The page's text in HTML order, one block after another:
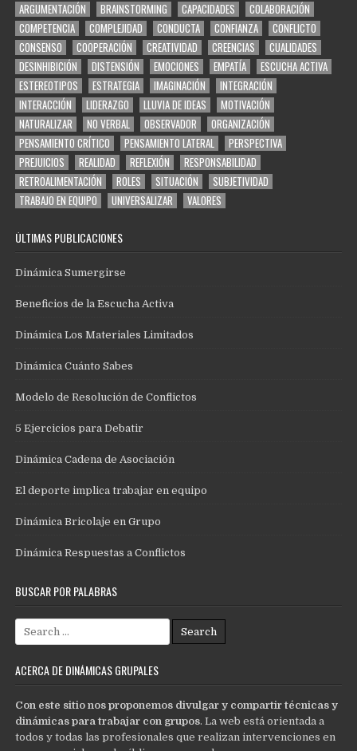
ARGUMENTACIÓN BRAINSTORMING CAPACIDADES
COLABORACIÓN
COMPETENCIA
COMPLEJIDAD CONDUCTA CONFIANZA
CONFLICTO
CONSENSO
COOPERACIÓN CREATIVIDAD CREENCIAS
CUALIDADES
DESINHIBICIÓN
DISTENSIÓN EMOCIONES EMPATÍA
ESCUCHA ACTIVA
ESTEREOTIPOS
ESTRATEGIA IMAGINACIÓN
INTEGRACIÓN
INTERACCIÓN
LIDERAZGO LLUVIA DE IDEAS
MOTIVACIÓN
NATURALIZAR
NO VERBAL OBSERVADOR
ORGANIZACIÓN
PENSAMIENTO CRÍTICO
PENSAMIENTO LATERAL
PERSPECTIVA
PREJUICIOS
REALIDAD REFLEXIÓN
RESPONSABILIDAD
RETROALIMENTACIÓN
ROLES SITUACIÓN
SUBJETIVIDAD
TRABAJO EN EQUIPO
UNIVERSALIZAR VALORES
ÚLTIMAS PUBLICACIONES
Dinámica Sumergirse
Beneficios de la Escucha Activa
Dinámica Los Materiales Limitados
Dinámica Cuánto Sabes
Modelo de Resolución de Conflictos
5 Ejercicios para Debatir
Dinámica Cadena de Asociación
El deporte implica trabajar en equipo
Dinámica Bricolaje en Grupo
Dinámica Respuestas a Conflictos
BUSCAR POR PALABRAS
Search
for:
ACERCA DE DINÁMICAS GRUPALES
Con este sitio nos proponemos divulgar y compartir técnicas y
dinámicas para trabajar con grupos. La web está orientada a
todos y todas las profesionales que realizan intervenciones en